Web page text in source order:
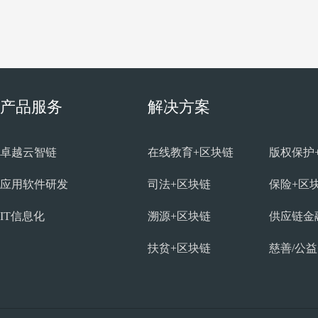
产品服务
卓越云智链
应用软件研发
IT信息化
解决方案
在线教育+区块链 版权保护
司法+区块链 保险+区
溯源+区块链 供应链金
扶贫+区块链 慈善/公